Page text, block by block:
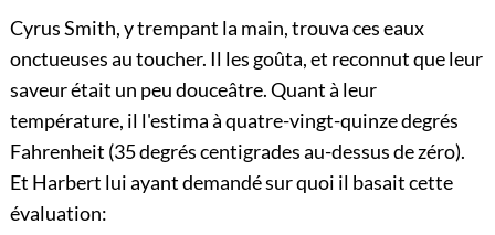
Cyrus Smith, y trempant la main, trouva ces eaux
onctueuses au toucher. Il les goûta, et reconnut que leur
saveur était un peu douceâtre. Quant à leur
température, il l'estima à quatre-vingt-quinze degrés
Fahrenheit (35 degrés centigrades au-dessus de zéro).
Et Harbert lui ayant demandé sur quoi il basait cette
évaluation: